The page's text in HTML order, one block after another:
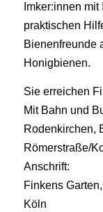
Imker:innen
praktischen
Bienenfreunde
Honigbienen.
Sie erreichen
Mit Bahn und
Rodenkirchen,
Römerstraße/
Anschrift:
Finkens
Köln